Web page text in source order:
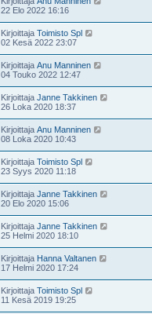
22 Elo 2022 16:16
Kirjoittaja Toimisto Spl
02 Kesä 2022 23:07
Kirjoittaja Anu Manninen
04 Touko 2022 12:47
Kirjoittaja Janne Takkinen
26 Loka 2020 18:37
Kirjoittaja Anu Manninen
08 Loka 2020 10:43
Kirjoittaja Toimisto Spl
23 Syys 2020 11:18
Kirjoittaja Janne Takkinen
20 Elo 2020 15:06
Kirjoittaja Janne Takkinen
25 Helmi 2020 18:10
Kirjoittaja Hanna Valtanen
17 Helmi 2020 17:24
Kirjoittaja Toimisto Spl
11 Kesä 2019 19:25